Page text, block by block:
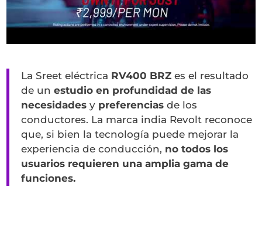
La Sreet eléctrica RV400 BRZ es el resultado
de unestudio en profundidad de las
necesidades y preferencias de los
conductores. La marca india Revolt reconoce
que, si bien la tecnología puede mejorar la
experiencia de conducción, no todos los
usuarios requieren una amplia gama de
funciones.